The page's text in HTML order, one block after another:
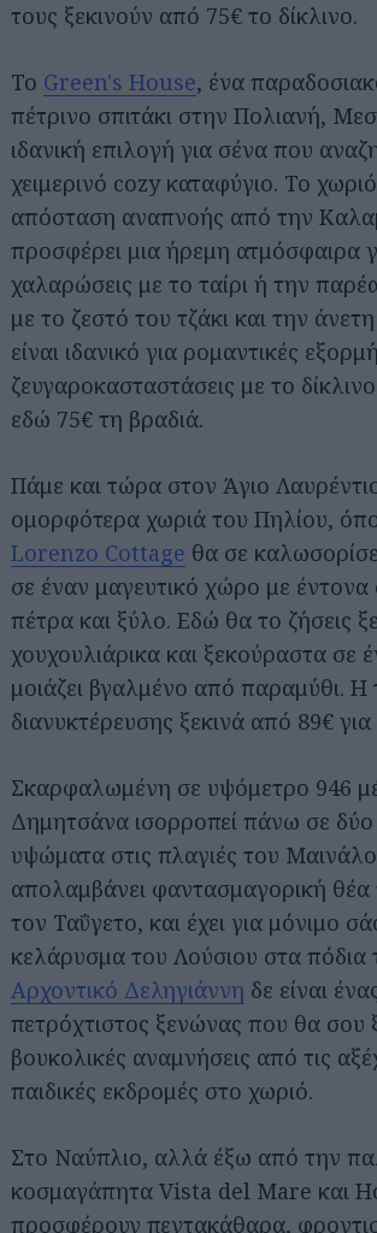
τους ξεκινούν από 75€ το δίκλινο.
Το Green's House, ένα
πέτρινο σπιτάκι στην Πολιανή,
ιδανική επιλογή για σένα που
χειμερινό cozy καταφύγιο. Το
απόσταση αναπνοής από την
προσφέρει μια ήρεμη ατμόσφαιρα
χαλαρώσεις με το ταίρι ή την
με το ζεστό του τζάκι και την
είναι ιδανικό για ρομαντικές
ζευγαροκασταστάσεις με το
εδώ 75€ τη βραδιά.
Πάμε και τώρα στον Άγιο
ομορφότερα χωριά του Πηλίου,
Lorenzo Cottage θα σε
σε έναν μαγευτικό χώρο με έντονα
πέτρα και ξύλο. Εδώ θα το ζήσεις
χουχουλιάρικα και ξεκούραστα σε
μοιάζει βγαλμένο από παραμύθι. Η
διανυκτέρευσης ξεκινά από 89€
Σκαρφαλωμένη σε υψόμετρο 946
Δημητσάνα ισορροπεί πάνω σε δύο
υψώματα στις πλαγιές του
απολαμβάνει φαντασμαγορική
τον Ταΰγετο, και έχει για μόνιμο
κελάρυσμα του Λούσιου στα πόδια
Αρχοντικό Δεληγιάννη δε είναι
πετρόχτιστος ξενώνας που θα σου
βουκολικές αναμνήσεις από τις
παιδικές εκδρομές στο χωριό.
Στο Ναύπλιο, αλλά έξω από την
κοσμαγάπητα Vista del Mare και
προσφέρουν πεντακάθαρα,